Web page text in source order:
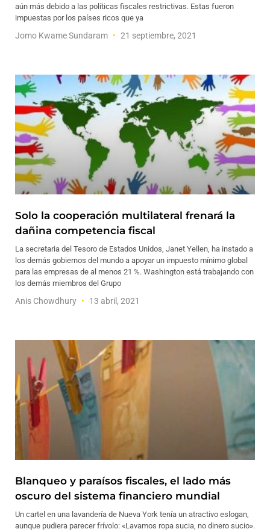
aún más debido a las políticas fiscales restrictivas. Estas fueron
impuestas por los países ricos que ya
Jomo Kwame Sundaram 21 septiembre, 2021
Solo la cooperación multilateral frenará la
dañina competencia fiscal
La secretaria del Tesoro de Estados Unidos, Janet Yellen, ha instado a
los demás gobiernos del mundo a apoyar un impuesto mínimo global
para las empresas de al menos 21 %. Washington está trabajando con
los demás miembros del Grupo
Anis Chowdhury 13 abril, 2021
Blanqueo y paraísos fiscales, el lado más
oscuro del sistema financiero mundial
Un cartel en una lavandería de Nueva York tenía un atractivo eslogan,
aunque pudiera parecer frívolo: «Lavamos ropa sucia, no dinero sucio».